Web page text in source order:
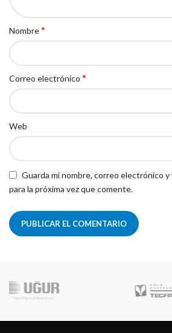
Nombre*
Correo electrónico *
Web
Guarda mi nombre, correo electrónico
para la próxima vez que comente.